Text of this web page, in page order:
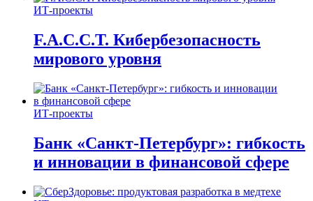
ИТ-проекты
F.A.C.C.T. Кибербезопасность
мирового уровня
ИТ-проекты
Банк «Санкт-Петербург»: гибкость
и инновации в финансовой сфере